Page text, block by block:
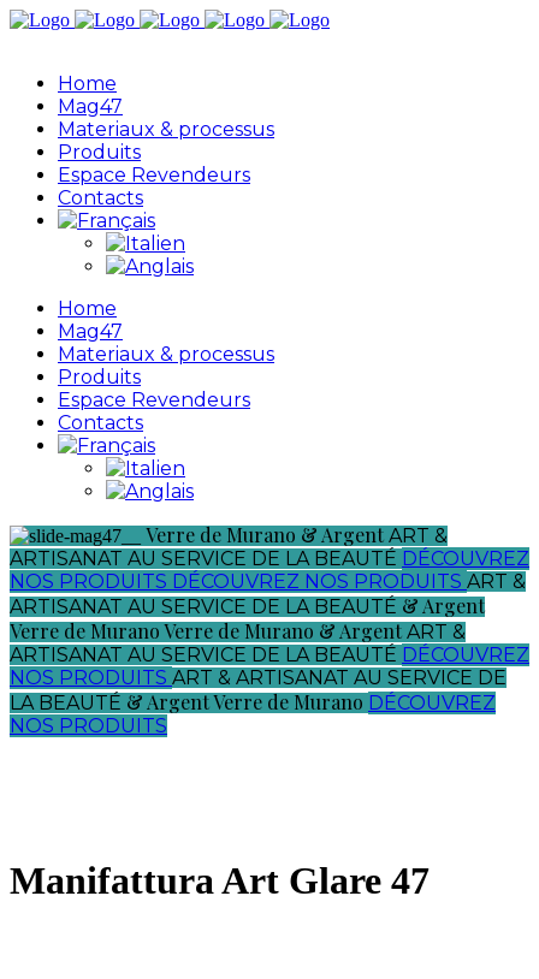
Home
Mag47
Materiaux & processus
Produits
Espace Revendeurs
Contacts
Home
Mag47
Materiaux & processus
Produits
Espace Revendeurs
Contacts
Verre de Murano & Argent ART &
ARTISANAT AU SERVICE DE LA BEAUTÉ DÉCOUVREZ
NOS PRODUITS DÉCOUVREZ NOS PRODUITS ART &
ARTISANAT AU SERVICE DE LA BEAUTÉ & Argent
Verre de MuranoVerre de Murano & Argent ART &
ARTISANAT AU SERVICE DE LA BEAUTÉ DÉCOUVREZ
NOS PRODUITS ART & ARTISANAT AU SERVICE DE
LA BEAUTÉ & ArgentVerre de Murano DÉCOUVREZ
NOS PRODUITS
Manifattura Art Glare 47